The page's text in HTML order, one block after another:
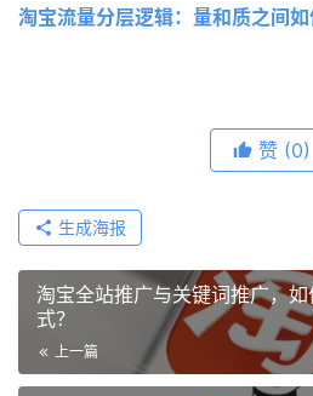
淘宝流量分层逻辑：量和质之间如
赞 (0)
生成海报
淘宝全站推广与关键词推广，
式？
上一篇